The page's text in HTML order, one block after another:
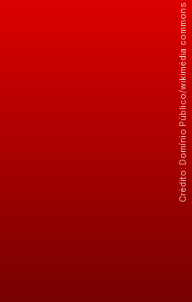
Crédito: Domínio Público/wikimédia commons